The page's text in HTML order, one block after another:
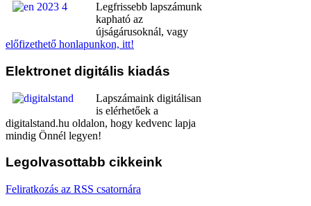
Legfrissebb lapszámunk
kapható az
újságárusoknál, vagy
előfizethető honlapunkon, itt!
Elektronet digitális kiadás
Lapszámaink digitálisan
is elérhetőek a
digitalstand.hu oldalon, hogy kedvenc lapja
mindig Önnél legyen!
Legolvasottabb cikkeink
Feliratkozás az RSS csatornára